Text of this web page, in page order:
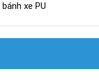
bánh xe PU